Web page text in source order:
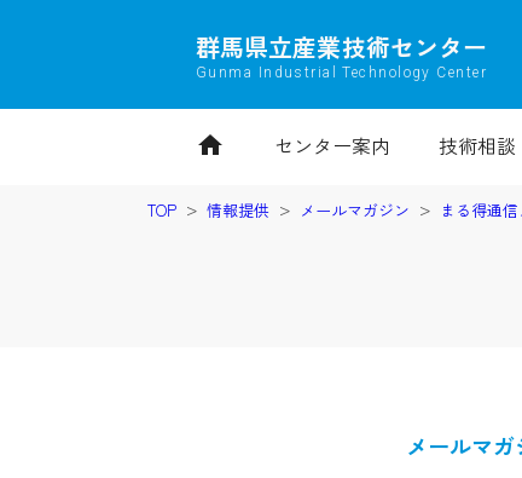
群馬県立産業技術センター
Gunma Industrial Technology Center
home センター案内 技術相談
TOP 情報提供 メールマガジン まる得通
メールマ